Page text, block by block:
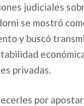
judiciales
se mostró
y buscó
privadas.
por